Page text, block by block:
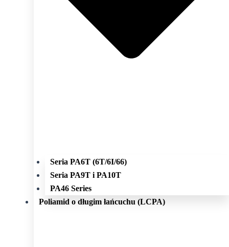
Seria PA6T (6T/6I/66)
Seria PA9T i PA10T
PA46 Series
Poliamid o długim łańcuchu (LCPA)